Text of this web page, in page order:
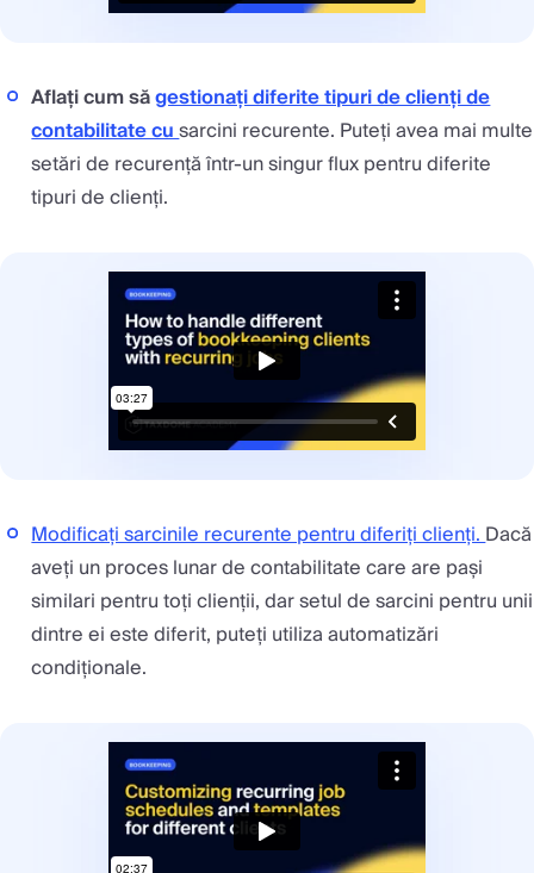
Aflați cum săgestionați diferite tipuri de clienți de
contabilitate cusarcini recurente. Puteți avea mai multe
setări de recurență într-un singur flux pentru diferite
tipuri de clienți.
Modificați sarcinile recurente pentru diferiți clienți.Dacă
aveți un proces lunar de contabilitate care are pași
similari pentru toți clienții, dar setul de sarcini pentru unii
dintre ei este diferit, puteți utiliza automatizări
condiționale.